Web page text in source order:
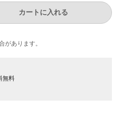
カートに入れる
が​あります。
無料